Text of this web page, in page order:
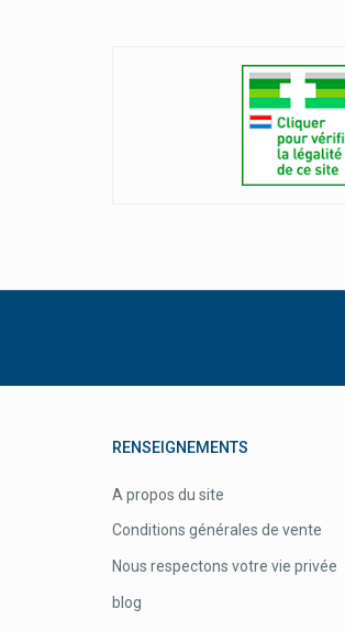
RENSEIGNEMENTS
A propos du site
Conditions générales de vente
Nous respectons votre vie privée
blog